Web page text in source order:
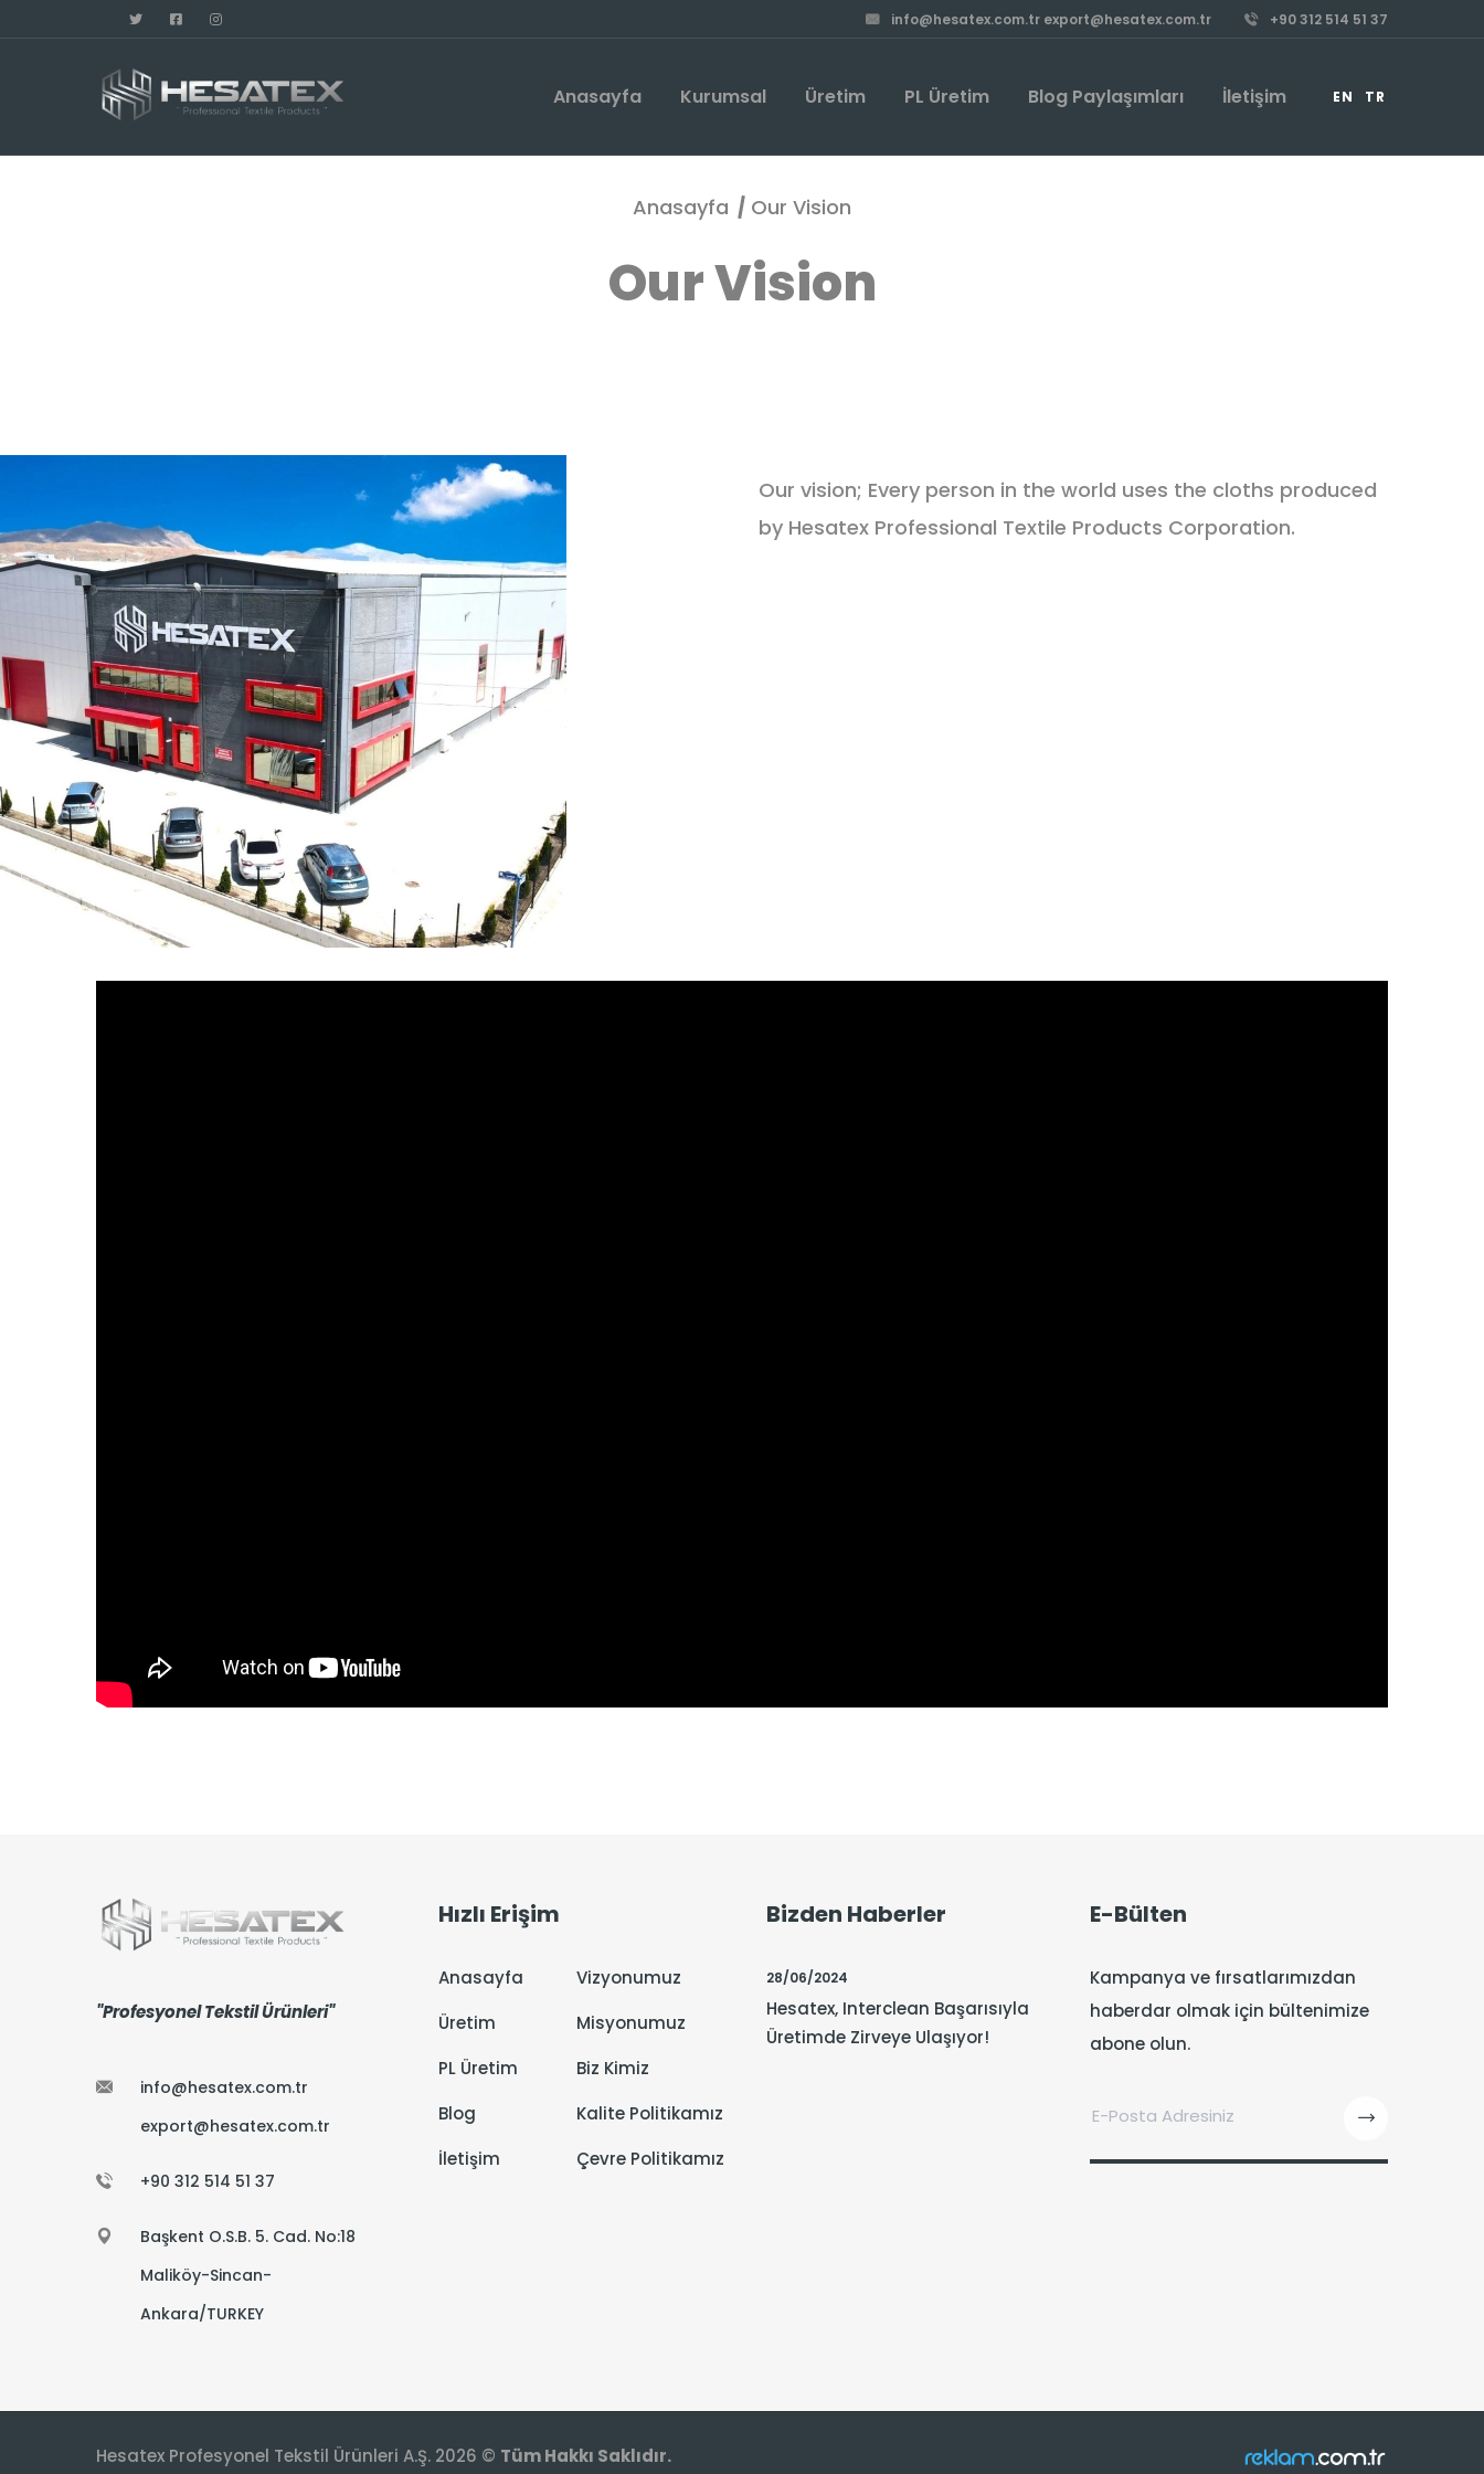
info@hesatex.com.tr export@hesatex.com.tr +90 312 514 51 37
Anasayfa Kurumsal Üretim PL Üretim Blog Paylaşımları İletişim EN TR
Anasayfa Our Vision
Our Vision
Our vision; Every person in the world uses the cloths produced
by Hesatex Professional Textile Products Corporation.
"Profesyonel Tekstil Ürünleri"
info@hesatex.com.tr
export@hesatex.com.tr
+90 312 514 51 37
Başkent O.S.B. 5. Cad. No:18
Maliköy-Sincan-
Ankara/TURKEY
Hızlı Erişim
Anasayfa
Üretim
PL Üretim
Blog
İletişim
Vizyonumuz
Misyonumuz
Biz Kimiz
Kalite Politikamız
Çevre Politikamız
Bizden Haberler
28/06/2024
Hesatex, Interclean Başarısıyla
Üretimde Zirveye Ulaşıyor!
E-Bülten
Kampanya ve fırsatlarımızdan
haberdar olmak için bültenimize
abone olun.
Hesatex Profesyonel Tekstil Ürünleri A.Ş. 2026 © Tüm Hakkı Saklıdır.